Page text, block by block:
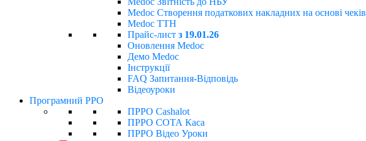
Medoc Створення податкових накладних на основі чеків
Medoc ТТН
Прайс-лист з 19.01.26
Оновлення Medoc
Демо Medoc
Інструкції
FAQ Запитання-Відповідь
Відеоуроки
Програмний РРО
ПРРО Cashalot
ПРРО СОТА Каса
ПРРО Відео Уроки